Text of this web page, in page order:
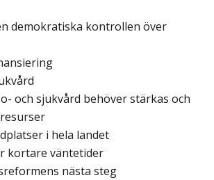
demokratiska kontrollen över
och sjukvård behöver stärkas och
i hela landet
kortare väntetider
nästa steg